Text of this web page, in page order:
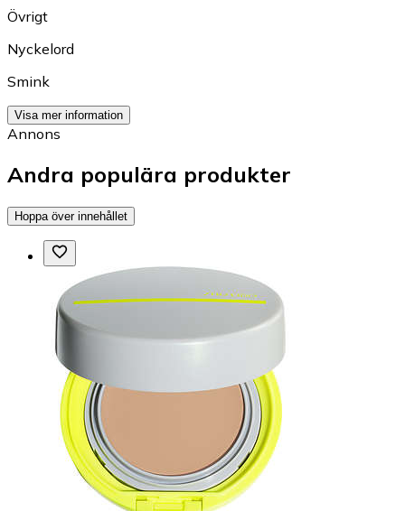
Övrigt
Nyckelord
Smink
Visa mer information
Annons
Andra populära produkter
Hoppa över innehållet